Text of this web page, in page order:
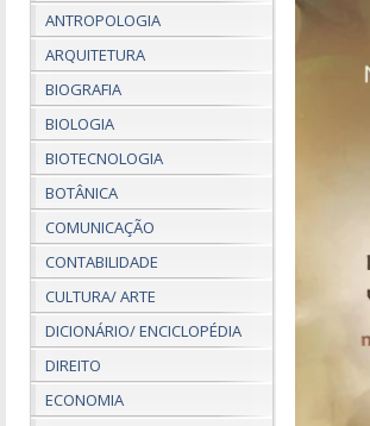
ANTROPOLOGIA
ARQUITETURA
BIOGRAFIA
BIOLOGIA
BIOTECNOLOGIA
BOTÂNICA
COMUNICAÇÃO
CONTABILIDADE
CULTURA/ ARTE
DICIONÁRIO/ ENCICLOPÉDIA
DIREITO
ECONOMIA